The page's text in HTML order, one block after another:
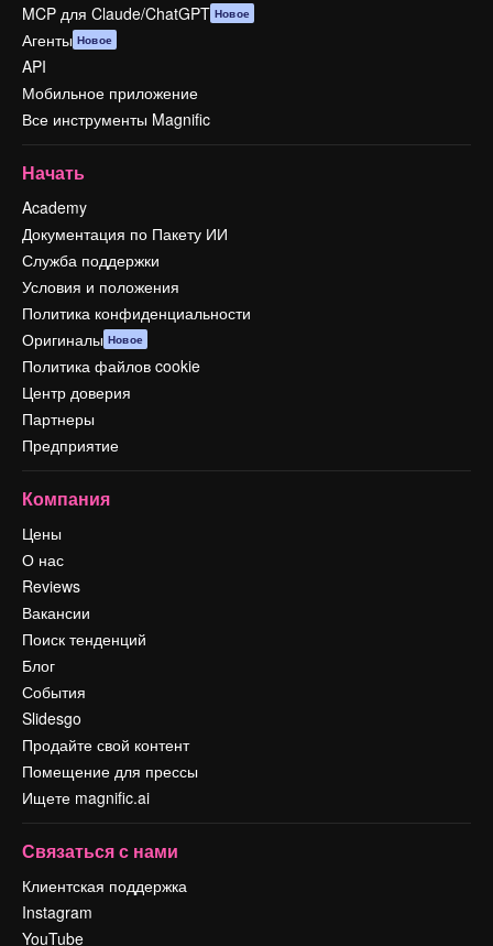
MCP для Claude/ChatGPT Новое
Агенты Новое
API
Мобильное приложение
Все инструменты Magnific
Начать
Academy
Документация по Пакету ИИ
Служба поддержки
Условия и положения
Политика конфиденциальности
Оригиналы Новое
Политика файлов cookie
Центр доверия
Партнеры
Предприятие
Компания
Цены
О нас
Reviews
Вакансии
Поиск тенденций
Блог
События
Slidesgo
Продайте свой контент
Помещение для прессы
Ищете magnific.ai
Связаться с нами
Клиентская поддержка
Instagram
YouTube